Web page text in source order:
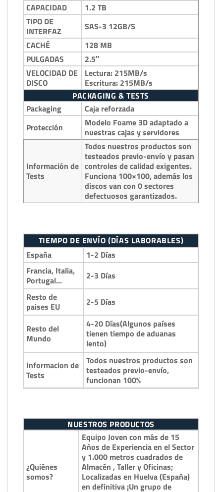
CAPACIDAD
1.2 TB
TIPO DE
INTERFAZ
SAS-3 12GB/S
CACHÉ
128 MB
PULGADAS
2.5″
VELOCIDAD DE
DISCO
Lectura: 215MB/s
Escritura: 215MB/s
PACKAGING & TESTS
Packaging
Caja reforzada
Protección
Modelo Foame 3D adaptado a
nuestras cajas y servidores
Información de
Tests
Todos nuestros productos son
testeados previo-envío y pasan
controles de calidad exigentes.
Funciona 100×100, además los
discos van con 0 sectores
defectuosos garantizados.
TIEMPO DE ENVÍO (DÍAS LABORABLES)
España
1-2 Días
Francia, Italia,
Portugal…
2-3 Días
Resto de
paises EU
2-5 Días
Resto del
Mundo
4-20 Días(Algunos países
tienen tiempo de aduanas
lento)
Informacion de
Tests
Todos nuestros productos son
testeados previo-envío,
funcionan 100%
NUESTROS PRODUCTOS
¿Quiénes
somos?
Equipo Joven con más de 15
Años de Experiencia en el Sector
y 1.000 metros cuadrados de
Almacén , Taller y Oficinas;
Localizadas en Huelva (España)
en definitiva ¡Un grupo de